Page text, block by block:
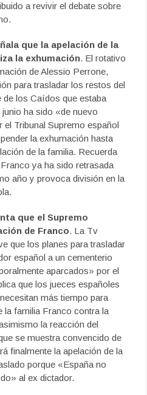
a revivir el debate sobre
que la apelación de la
la exhumación. El rotativo
de Alessio Perrone,
para trasladar los restos del
de los Caídos que estaba
ha sido «de nuevo
el Tribunal Supremo español
la exhumación hasta
de la familia. Recuerda
ya ha sido retrasada
año y provoca división en la
que el Supremo
de Franco. La Tv
que los planes para trasladar
español a un cementerio
aparcados» por el
que los jueces españoles
más tiempo para
la familia Franco contra la
la reacción del
se muestra convencido de
finalmente la apelación de la
porque «España no
al ex dictador.